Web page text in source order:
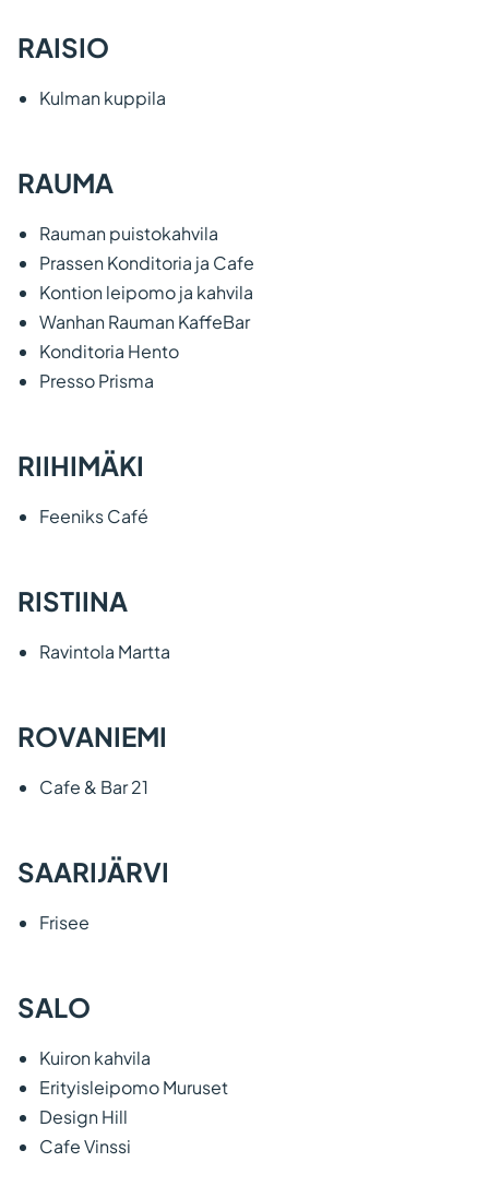
RAISIO
Kulman kuppila
RAUMA
Rauman puistokahvila
Prassen Konditoria ja Cafe
Kontion leipomo ja kahvila
Wanhan Rauman KaffeBar
Konditoria Hento
Presso Prisma
RIIHIMÄKI
Feeniks Café
RISTIINA
Ravintola Martta
ROVANIEMI
Cafe & Bar 21
SAARIJÄRVI
Frisee
SALO
Kuiron kahvila
Erityisleipomo Muruset
Design Hill
Cafe Vinssi